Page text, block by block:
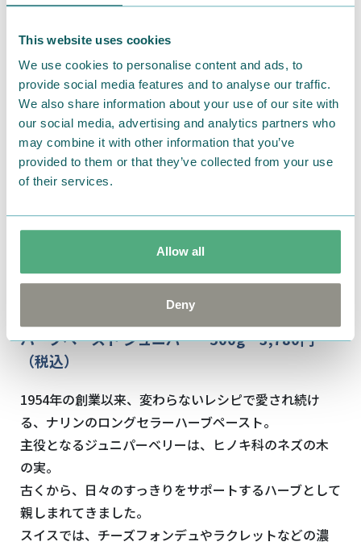
This website uses cookies
We use cookies to personalise content and ads, to
provide social media features and to analyse our traffic.
We also share information about your use of our site with
our social media, advertising and analytics partners who
may combine it with other information that you’ve
provided to them or that they’ve collected from your use
of their services.
Allow all
Deny
たりと、さまざまな楽しみ方が可能です。
ハーブペースト ジュニパー 500g 3,780円
（税込）
1954年の創業以来、変わらないレシピで愛され続け
る、ナリンのロングセラーハーブペースト。
主役となるジュニパーベリーは、ヒノキ科のネズの木
の実。
古くから、日々のすっきりをサポートするハーブとして
親しまれてきました。
スイスでは、チーズフォンデュやラクレットなどの濃